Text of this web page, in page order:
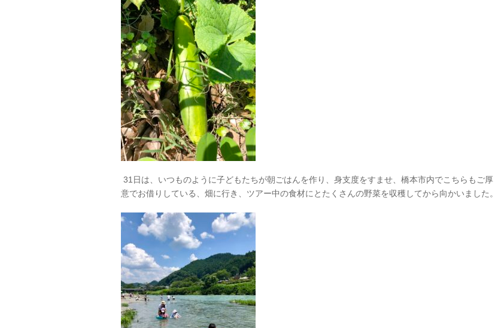
31日は、いつものように子どもたちが朝ごはんを作り、身支度をすませ、橋本市内でこちらもご厚
意でお借りしている、畑に行き、ツアー中の食材にとたくさんの野菜を収穫してから向かいました。